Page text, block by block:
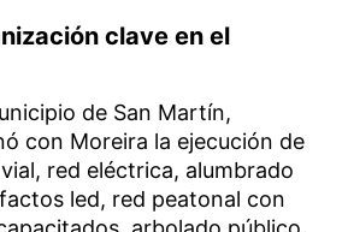
clave en el
de San Martín,
con Moreira la ejecución de
red eléctrica, alumbrado
led, red peatonal con